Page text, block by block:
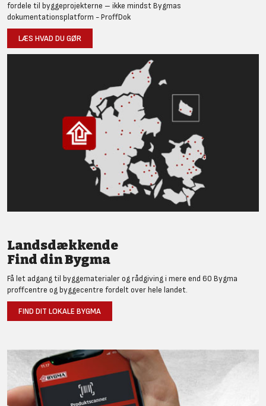
fordele til byggeprojekterne – ikke mindst Bygmas
dokumentationsplatform - ProffDok
LÆS HVAD DU GØR
Landsdækkende
Find din Bygma
Få let adgang til byggematerialer og rådgiving i mere end 60 Bygma
proffcentre og byggecentre fordelt over hele landet.
FIND DIT LOKALE BYGMA